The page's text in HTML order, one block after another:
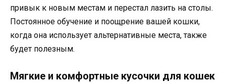
привык к новым местам и перестал лазить на столы.
Постоянное обучение и поощрение вашей кошки,
когда она использует альтернативные места, также
будет полезным.
Мягкие и комфортные кусочки для кошек